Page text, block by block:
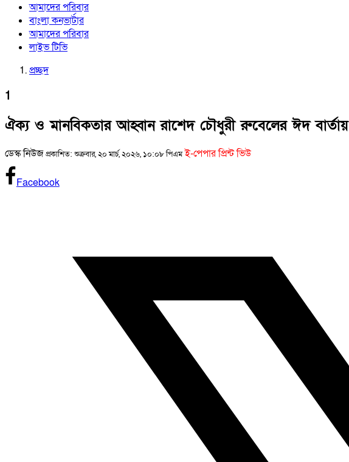
আমাদের পরিবার
বাংলা কনভার্টার
আমাদের পরিবার
লাইভ টিভি
প্রচ্ছদ
1
ঐক্য ও মানবিকতার আহ্বান রাশেদ চৌধুরী রুবেলের ঈদ বার্তায়
ডেস্ক নিউজপ্রকাশিত: শুক্রবার, ২০ মার্চ, ২০২৬, ১০:০৮ পিএম ই-পেপার প্রিন্ট ভিউ
Facebook